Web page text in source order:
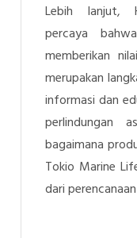
Lebih lanjut,
percaya
memberikan
merupakan
informasi dan
perlindungan
bagaimana
Tokio Marine
dari